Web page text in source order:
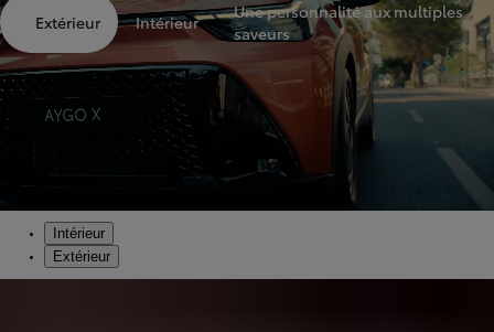
Extérieur Intérieur
Une personnalité aux multiples
saveurs
Intérieur
Extérieur